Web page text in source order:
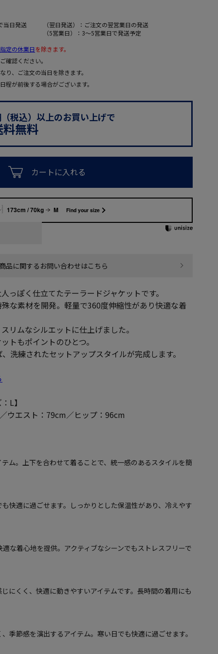
当日発送
（翌日発送）：ご注文の翌営業日の発送
（5営業日）：3～5営業日で発送予定
定の休業日を除きます。
確認ください。
、ご注文の当日を除きます。
が前後する場合がございます。
税込）以上のお買い上げで
無料
カートに入れる
173cm / 70kg M Find your size
品に関するお問い合わせはこちら
っぽく仕立てたテーラードジャケットです。
な素材を開発。軽量で360度伸縮性があり快適な着
リムなシルエットに仕上げました。
トもポイントのひとつ。
洗練されたセットアップスタイルが完成します。
L】
ウエスト：79cm／ヒップ：96cm
ム。上下を合わせて着ることで、統一感のあるスタイルを簡
快適に過ごせます。しっかりとした保温性があり、冷えやす
な着心地を提供。アクティブなシーンでもストレスフリーで
にくく、快適に動きやすいアイテムです。長時間の着用にも
、季節感を演出するアイテム。寒い日でも快適に過ごせます。